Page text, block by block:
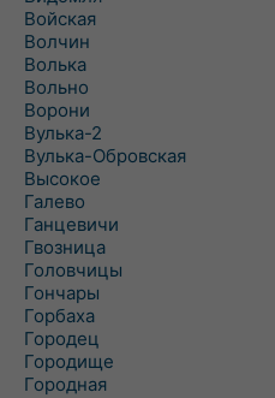
Войская
Волчин
Волька
Вольно
Ворони
Вулька-2
Вулька-Обровская
Высокое
Галево
Ганцевичи
Гвозница
Головчицы
Гончары
Горбаха
Городец
Городище
Городная